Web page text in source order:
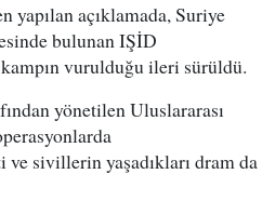
yapılan açıklamada, Suriye
bulunan IŞİD
vurulduğu ileri sürüldü.
yönetilen Uluslararası
ve sivillerin yaşadıkları dram da